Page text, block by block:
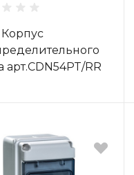
Корпус
арт.CDN54PT/RR